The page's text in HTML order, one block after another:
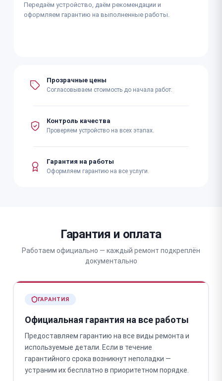
Передаём устройство, даём рекомендации и
оформляем гарантию на выполненные работы.
Прозрачные цены
Согласовываем стоимость до начала работ.
Контроль качества
Проверяем устройство на всех этапах.
Гарантия на работы
Оформляем гарантию на все услуги.
Гарантия и оплата
Работаем официально — каждый ремонт подкреплён
документально
ГАРАНТИЯ
Официальная гарантия на все работы
Предоставляем гарантию на все виды ремонта и
используемые детали. Если в течение
гарантийного срока возникнут неполадки —
устраним их бесплатно в приоритетном порядке.